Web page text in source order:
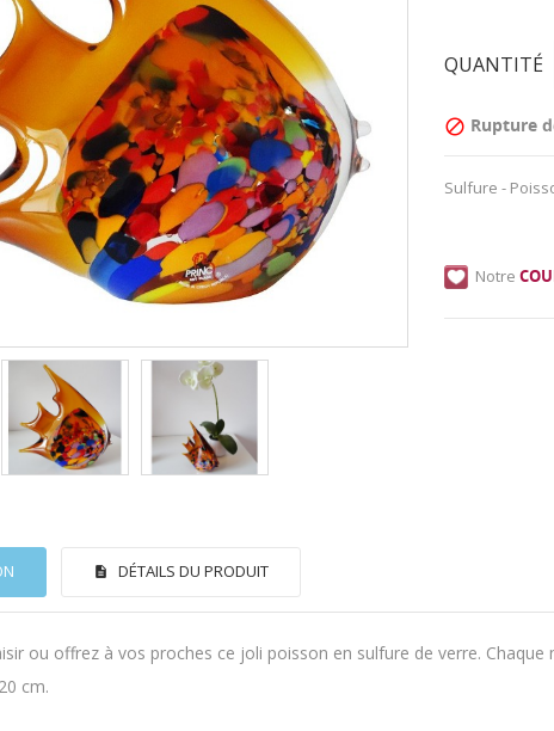
QUANTITÉ
 Rupture
Sulfure -
Notre
DÉTAILS DU PRODUIT
ou offrez à vos proches ce joli poisson en sulfure de verre.
cm.